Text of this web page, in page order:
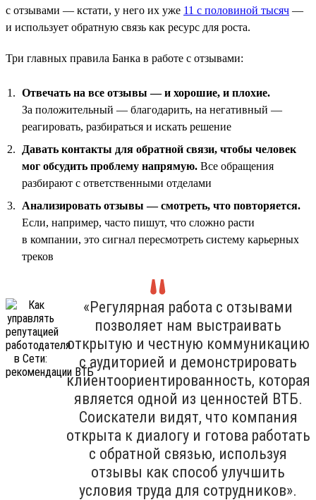
с отзывами — кстати, у него их уже 11 с половиной тысяч —
и использует обратную связь как ресурс для роста.
Три главных правила Банка в работе с отзывами:
Отвечать на все отзывы — и хорошие, и плохие.
За положительный — благодарить, на негативный —
реагировать, разбираться и искать решение
Давать контакты для обратной связи, чтобы человек
мог обсудить проблему напрямую. Все обращения
разбирают с ответственными отделами
Анализировать отзывы — смотреть, что повторяется.
Если, например, часто пишут, что сложно расти
в компании, это сигнал пересмотреть систему карьерных
треков
«Регулярная работа с отзывами
позволяет нам выстраивать
открытую и честную коммуникацию
с аудиторией и демонстрировать
клиентоориентированность, которая
является одной из ценностей ВТБ.
Соискатели видят, что компания
открыта к диалогу и готова работать
с обратной связью, используя
отзывы как способ улучшить
условия труда для сотрудников».